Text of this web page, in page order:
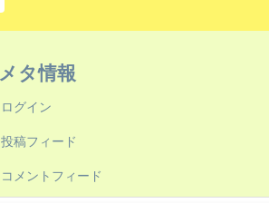
メタ情報
ログイン
投稿フィード
コメントフィード